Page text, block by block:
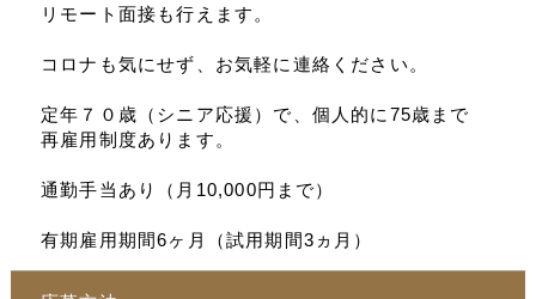
リモート面接も行えます。
コロナも気にせず、お気軽に連絡ください。
定年７０歳（シニア応援）で、個人的に75歳まで
再雇用制度あります。
通勤手当あり（月10,000円まで）
有期雇用期間6ヶ月（試用期間3ヵ月）